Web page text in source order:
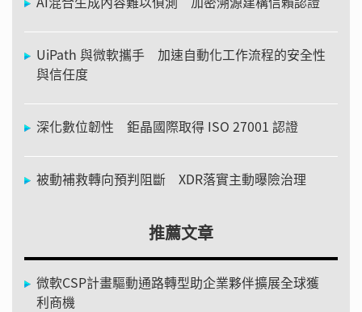
UiPath 與微軟攜手 加速自動化工作流程的安全性
與信任度
深化數位韌性 鉅晶國際取得 ISO 27001 認證
被動補救轉向預判阻斷 XDR落實主動曝險治理
推薦文章
微軟CSP計畫驅動通路轉型助企業夥伴擴展全球獲
利商機